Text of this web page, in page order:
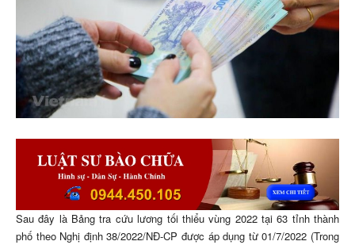
Sau đây là Bảng tra cứu lương tối thiểu vùng 2022 tại 63 tỉnh thành
phố theo Nghị định 38/2022/NĐ-CP được áp dụng từ 01/7/2022 (Trong